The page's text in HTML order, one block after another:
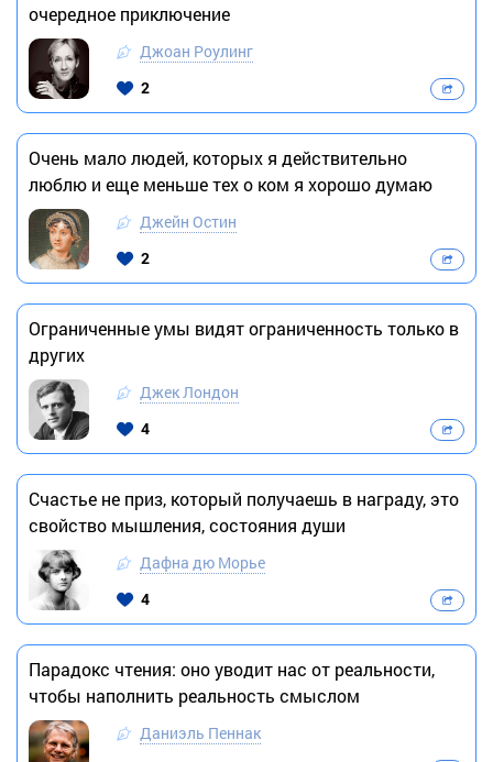
очередное приключение
Джоан Роулинг
2
Очень мало людей, которых я действительно
люблю и еще меньше тех о ком я хорошо думаю
Джейн Остин
2
Ограниченные умы видят ограниченность только в
других
Джек Лондон
4
Счастье не приз, который получаешь в награду, это
свойство мышления, состояния души
Дафна дю Морье
4
Парадокс чтения: оно уводит нас от реальности,
чтобы наполнить реальность смыслом
Даниэль Пеннак